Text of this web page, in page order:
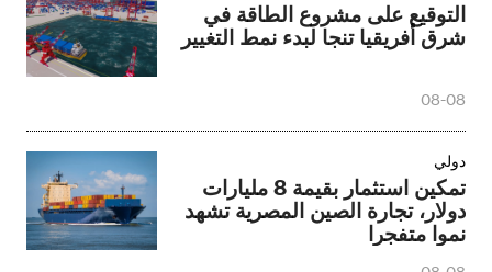
التوقيع على مشروع الطاقة في
شرق أفريقيا تنجا لبدء نمط التغيير
08-08
دولي
تمكين استثمار بقيمة 8 مليارات
دولار، تجارة الصين المصرية تشهد
نموا متفجرا